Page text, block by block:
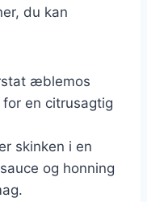
du kan
æblemos
en citrusagtig
skinken i en
og honning